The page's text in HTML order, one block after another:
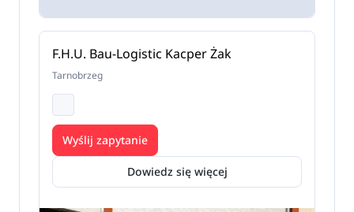
F.H.U. Bau-Logistic Kacper Żak
Tarnobrzeg
Dowiedz się więcej
Wyślij zapytanie